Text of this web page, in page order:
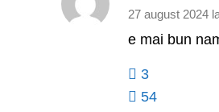
27 august 2024
e mai bun
3
54